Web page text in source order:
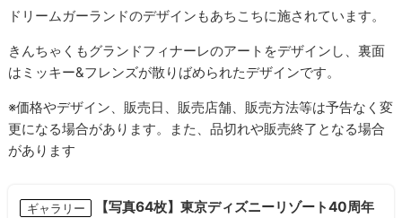
ドリームガーランドのデザインもあちこちに施されています。
きんちゃくもグランドフィナーレのアートをデザインし、裏面
はミッキー&フレンズが散りばめられたデザインです。
※価格やデザイン、販売日、販売店舗、販売方法等は予告なく変
更になる場合があります。また、品切れや販売終了となる場合
があります
ギャラリー
【写真64枚】東京ディズニーリゾート40周年